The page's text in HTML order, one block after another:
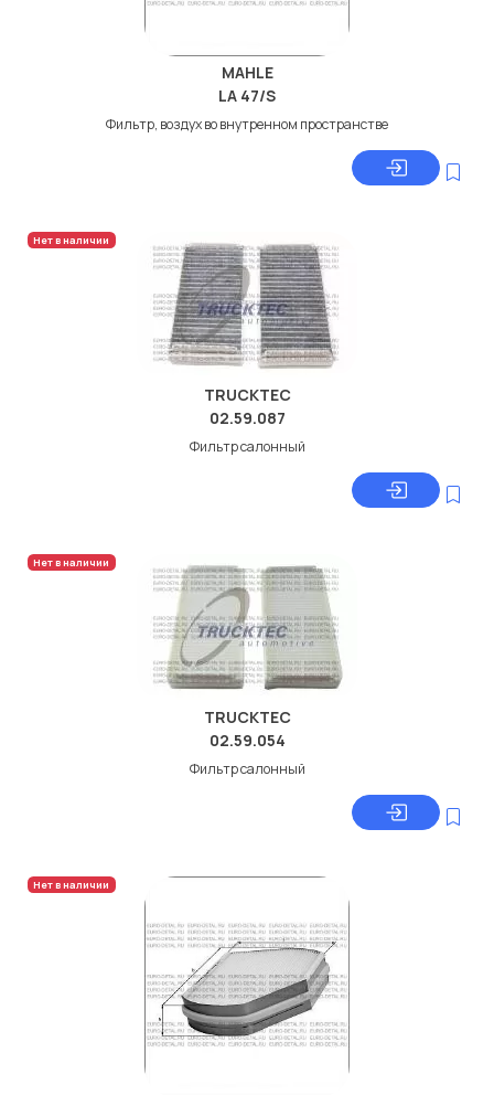
MAHLE
LA 47/S
Фильтр, воздух во внутренном пространстве
Нет в наличии
TRUCKTEC
02.59.087
Фильтр салонный
Нет в наличии
TRUCKTEC
02.59.054
Фильтр салонный
Нет в наличии